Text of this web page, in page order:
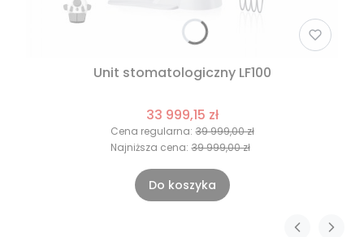
Unit stomatologiczny LF100
33 999,15 zł
Cena regularna: 39 999,00 zł
Najniższa cena: 39 999,00 zł
Do koszyka